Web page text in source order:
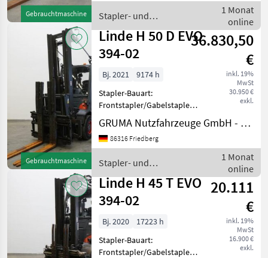
Gebrauchtmaschine
Gabelträger -
Doppelpalettenklammer
DURWEN VDPK45-C, Brei
Stapler- und
Lagertechnik / Linde
1 Monat
online
Gebrauchtmaschine
Linde H 50 D EVO
394-02
36.830,50
€
inkl. 19%
MwSt
30.950 €
exkl.
Bj. 2021
9174 h
Stapler-Bauart:
Frontstapler/Gabelstapler -
Fahrzeug:
Doppelzusatzhydraulik + 3.
Steuerkreis - Mast:
Gabelträger - Abschieber
Stabau S7-DPK 2
GRUMA Nutzfahrzeuge GmbH - Staplertechnik
86316 Friedberg
Stapler- und
Lagertechnik / Linde
1 Monat
online
Linde H 45 T EVO
394-02
20.111
€
inkl. 19%
MwSt
16.900 €
exkl.
Bj. 2020
17223 h
Stapler-Bauart:
Frontstapler/Gabelstapler -